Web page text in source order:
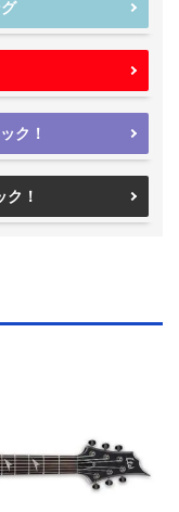
ク！
！